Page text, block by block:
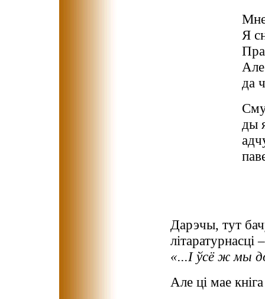
Я
да
ды
Дарэчы, тут
«...І ўсё ж мы
Але ці мае